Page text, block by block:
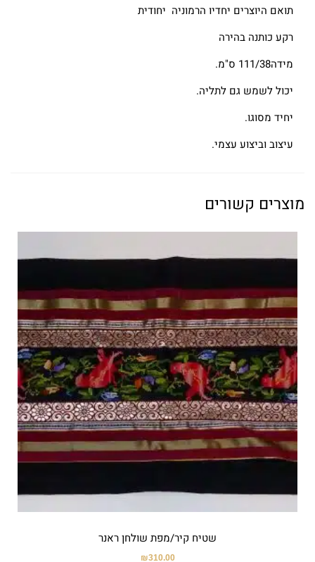
תואם היוצרים יחדיו הרמוניה יחודית
רקע כותנה בהירה
מידה111/38 ס"מ.
יכול לשמש גם לתליה.
יחיד מסוגו.
עיצוב וביצוע עצמי.
מוצרים קשורים
שטיח קיר/מפת שולחן ראנר
₪310.00